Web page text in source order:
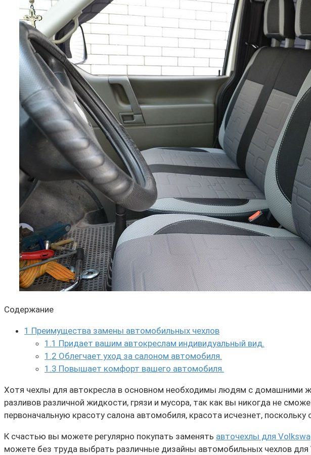
Содержание
1 Преимущества замены автомобильных чехлов
1.1 Придает вашим автокреслам индивидуальный вид.
1.2 Облегчает уход за салоном автомобиля.
1.3 Повышает комфорт вашего автомобиля.
Хотя чехлы для автокресла в основном необходимы людям с домашними
разливов различной жидкости, грязи и мусора, так как вы никогда не
первоначальную красоту салона автомобиля, красота исчезнет,
К счастью вы можете регулярно покупать заменять авточехлы для
можете без труда выбрать различные дизайны автомобильных чехлов